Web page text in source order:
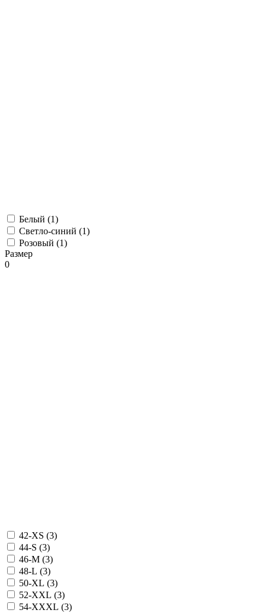
Белый (1)
Светло-синий (1)
Розовый (1)
Размер
0
42-XS (3)
44-S (3)
46-M (3)
48-L (3)
50-XL (3)
52-XXL (3)
54-XXXL (3)